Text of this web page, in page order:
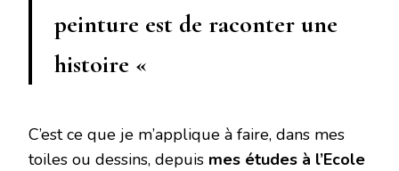
peinture est de raconter une
histoire «
C’est ce que je m’applique à faire, dans mes
toiles ou dessins, depuis mes études à l’Ecole